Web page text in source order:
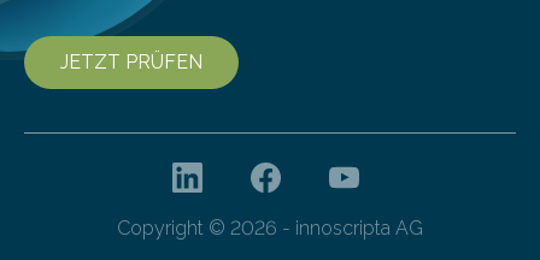
JETZT PRÜFEN
Copyright © 2026 - innoscripta AG